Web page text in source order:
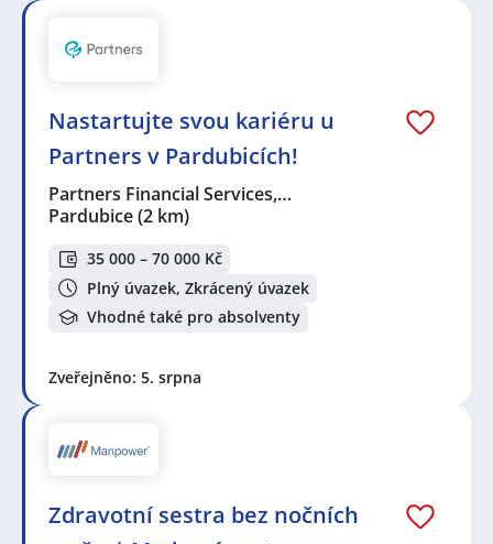
Nastartujte svou kariéru u
Partners v Pardubicích!
Partners Financial Services,…
Pardubice(2 km)
35 000 – 70 000 Kč
Plný úvazek, Zkrácený úvazek
Vhodné také pro absolventy
Zveřejněno: 5. srpna
Zdravotní sestra bez nočních